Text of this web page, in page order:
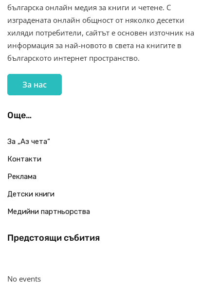
българска онлайн медия за книги и четене. С
изградената онлайн общност от няколко десетки
хиляди потребители, сайтът е основен източник на
информация за най-новото в света на книгите в
българското интернет пространство.
За нас
Още…
За „Аз чета“
Контакти
Реклама
Детски книги
Медийни партньорства
Предстоящи събития
No events